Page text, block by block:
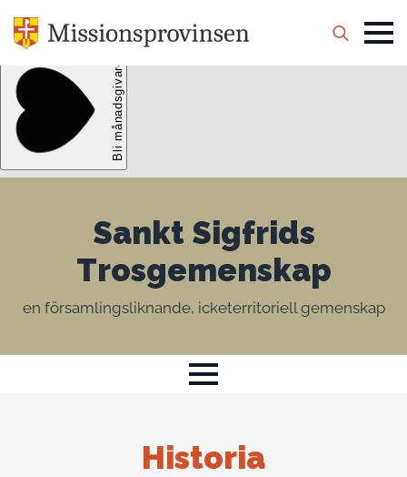
Search
Sankt Sigfrids
Trosgemenskap
en församlingsliknande, icketerritoriell gemenskap
Historia